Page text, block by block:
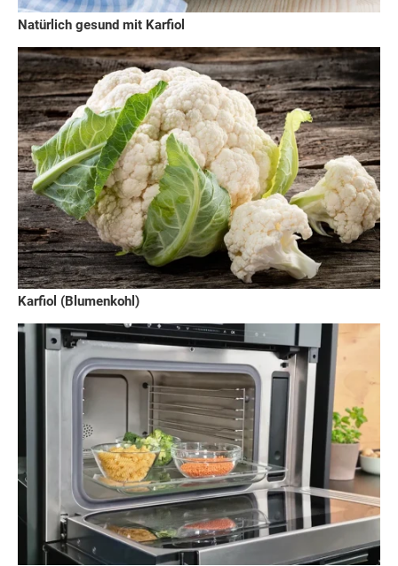
Natürlich gesund mit Karfiol
Karfiol (Blumenkohl)